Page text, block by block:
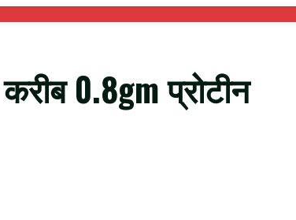
0.8gm प्रोटीन